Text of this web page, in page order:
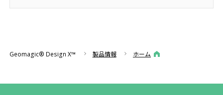
ホーム
製品情報
Geomagic® Design X™